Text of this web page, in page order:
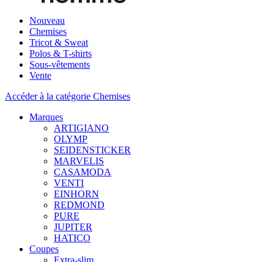
Nouveau
Chemises
Tricot & Sweat
Polos & T-shirts
Sous-vêtements
Vente
Accéder à la catégorie Chemises
Marques
ARTIGIANO
OLYMP
SEIDENSTICKER
MARVELIS
CASAMODA
VENTI
EINHORN
REDMOND
PURE
JUPITER
HATICO
Coupes
Extra-slim